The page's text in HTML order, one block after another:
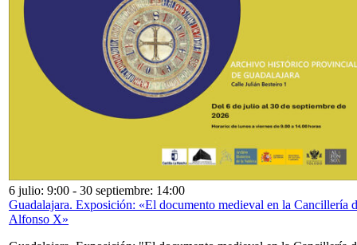
6 julio: 9:00 - 30 septiembre: 14:00
Guadalajara. Exposición: «El documento medieval en la Cancillería
Alfonso X»